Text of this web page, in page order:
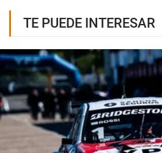
TE PUEDE INTERESAR